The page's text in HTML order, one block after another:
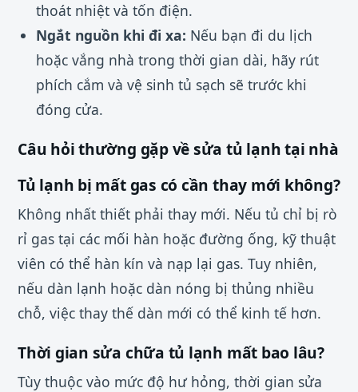
thoát nhiệt và tốn điện.
Ngắt nguồn khi đi xa: Nếu bạn đi du lịch
hoặc vắng nhà trong thời gian dài, hãy rút
phích cắm và vệ sinh tủ sạch sẽ trước khi
đóng cửa.
Câu hỏi thường gặp về sửa tủ lạnh tại nhà
Tủ lạnh bị mất gas có cần thay mới không?
Không nhất thiết phải thay mới. Nếu tủ chỉ bị rò
rỉ gas tại các mối hàn hoặc đường ống, kỹ thuật
viên có thể hàn kín và nạp lại gas. Tuy nhiên,
nếu dàn lạnh hoặc dàn nóng bị thủng nhiều
chỗ, việc thay thế dàn mới có thể kinh tế hơn.
Thời gian sửa chữa tủ lạnh mất bao lâu?
Tùy thuộc vào mức độ hư hỏng, thời gian sửa